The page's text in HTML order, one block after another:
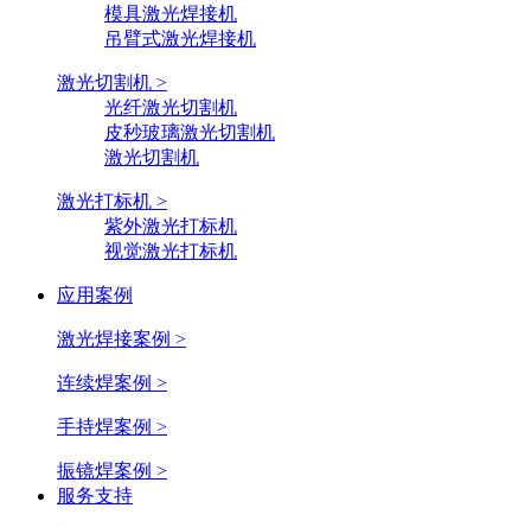
模具激光焊接机
吊臂式激光焊接机
激光切割机 >
光纤激光切割机
皮秒玻璃激光切割机
激光切割机
激光打标机 >
紫外激光打标机
视觉激光打标机
应用案例
激光焊接案例 >
连续焊案例 >
手持焊案例 >
振镜焊案例 >
服务支持